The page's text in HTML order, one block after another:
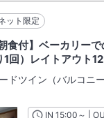
ット限定
食付】ベーカリーで
1回）レイトアウト
ドツイン（バルコニ
INチェックイ
15:00 ～ |